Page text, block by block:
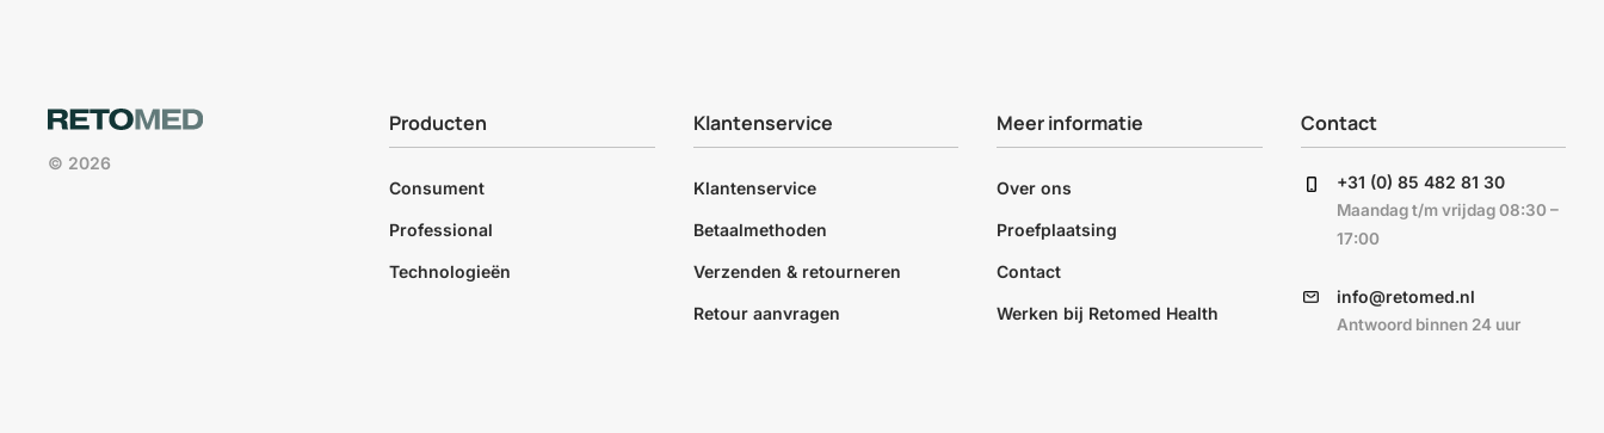
© 2026
Producten
Consument
Professional
Technologieën
Klantenservice
Klantenservice
Betaalmethoden
Verzenden & retourneren
Retour aanvragen
Meer informatie
Over ons
Proefplaatsing
Contact
Werken bij Retomed Health
Contact
+31 (0) 85 482 81 30
Maandag t/m vrijdag 08:30 –
17:00
info@retomed.nl
Antwoord binnen 24 uur